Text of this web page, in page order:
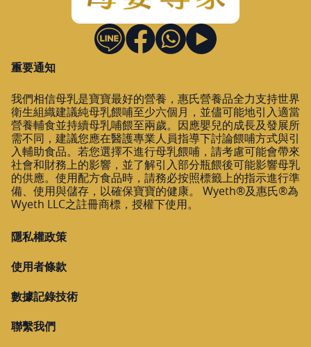
重要通知
我們相信母乳是寶寶最好的營養，惠氏營養品全力支持世界
衛生組織建議純母乳餵哺至少六個月，並儘可能地引入適當
營養輔食並持續母乳哺餵至兩歲。因應嬰兒的成長及發展所
需不同，建議您應在醫護專業人員指導下討論餵哺方式與引
入輔助食品。若您選擇不進行母乳餵哺，請考慮可能會帶來
社會和財務上的影響，並了解引入部分瓶餵後可能影響母乳
的供應。使用配方食品時，請務必按照標籤上的指示進行準
備、使用與儲存，以確保寶寶的健康。 Wyeth®及惠氏®為
Wyeth LLC之註冊商標，授權下使用。
隱私權政策
使用者條款
數據記錄技術
聯繫我們